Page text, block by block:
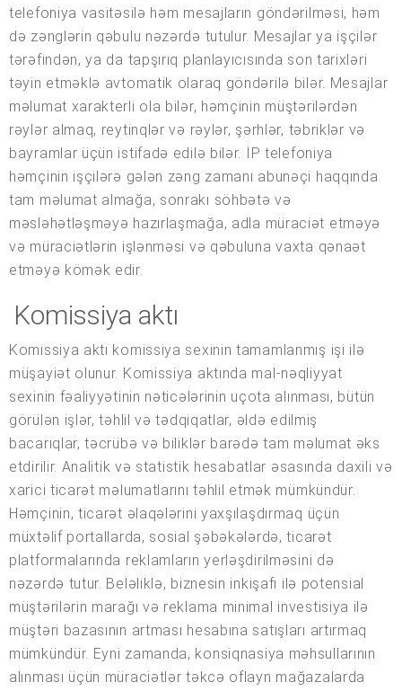
telefoniya vasitəsilə həm mesajların göndərilməsi, həm
də zənglərin qəbulu nəzərdə tutulur. Mesajlar ya işçilər
tərəfindən, ya da tapşırıq planlayıcısında son tarixləri
təyin etməklə avtomatik olaraq göndərilə bilər. Mesajlar
məlumat xarakterli ola bilər, həmçinin müştərilərdən
rəylər almaq, reytinqlər və rəylər, şərhlər, təbriklər və
bayramlar üçün istifadə edilə bilər. İP telefoniya
həmçinin işçilərə gələn zəng zamanı abunəçi haqqında
tam məlumat almağa, sonrakı söhbətə və
məsləhətləşməyə hazırlaşmağa, adla müraciət etməyə
və müraciətlərin işlənməsi və qəbuluna vaxta qənaət
etməyə kömək edir.
Komissiya aktı
Komissiya aktı komissiya sexinin tamamlanmış işi ilə
müşayiət olunur. Komissiya aktında mal-nəqliyyat
sexinin fəaliyyətinin nəticələrinin uçota alınması, bütün
görülən işlər, təhlil və tədqiqatlar, əldə edilmiş
bacarıqlar, təcrübə və biliklər barədə tam məlumat əks
etdirilir. Analitik və statistik hesabatlar əsasında daxili və
xarici ticarət məlumatlarını təhlil etmək mümkündür.
Həmçinin, ticarət əlaqələrini yaxşılaşdırmaq üçün
müxtəlif portallarda, sosial şəbəkələrdə, ticarət
platformalarında reklamların yerləşdirilməsini də
nəzərdə tutur. Beləliklə, biznesin inkişafı ilə potensial
müştərilərin marağı və reklama minimal investisiya ilə
müştəri bazasının artması hesabına satışları artırmaq
mümkündür. Eyni zamanda, konsiqnasiya məhsullarının
alınması üçün müraciətlər təkcə oflayn mağazalarda